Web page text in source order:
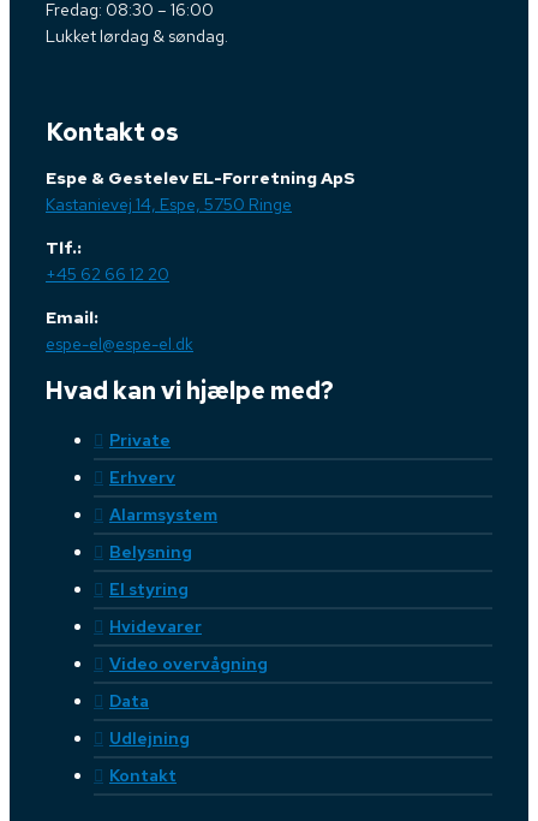
Fredag: 08:30 – 16:00
Lukket lørdag & søndag.
Kontakt os
Espe & Gestelev EL-Forretning ApS
Kastanievej 14, Espe, 5750 Ringe
Tlf.:
+45 62 66 12 20
Email:
espe-el@espe-el.dk
Hvad kan vi hjælpe med?
Private
Erhverv
Alarmsystem
Belysning
El styring
Hvidevarer
Video overvågning
Data
Udlejning
Kontakt